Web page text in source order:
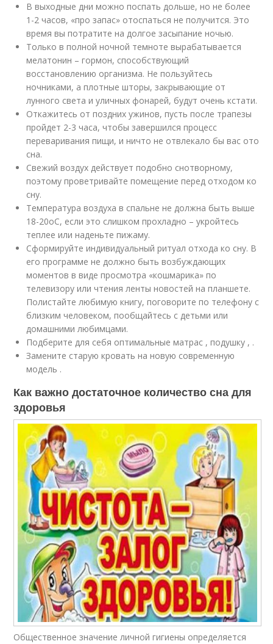
В выходные дни можно поспать дольше, но не более
1-2 часов, «про запас» отоспаться не получится. Это
время вы потратите на долгое засыпание ночью.
Только в полной ночной темноте вырабатывается
мелатонин – гормон, способствующий
восстановлению организма. Не пользуйтесь
ночниками, а плотные шторы, закрывающие от
лунного света и уличных фонарей, будут очень кстати.
Откажитесь от поздних ужинов, пусть после трапезы
пройдет 2-3 часа, чтобы завершился процесс
переваривания пищи, и ничто не отвлекало бы вас ото
сна.
Свежий воздух действует подобно снотворному,
поэтому проветривайте помещение перед отходом ко
сну.
Температура воздуха в спальне не должна быть выше
18-20оС, если это слишком прохладно – укройтесь
теплее или наденьте пижаму.
Сформируйте индивидуальный ритуал отхода ко сну. В
его программе не должно быть возбуждающих
моментов в виде просмотра «кошмарика» по
телевизору или чтения ленты новостей на планшете.
Полистайте любимую книгу, поговорите по телефону с
близким человеком, пообщайтесь с детьми или
домашними любимцами.
Подберите для себя оптимальные матрас , подушку , .
Замените старую кровать на новую современную
модель .
Как важно достаточное количество сна для
здоровья
Общественное значение личной гигиены определяется